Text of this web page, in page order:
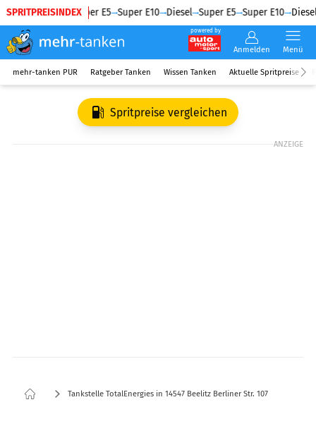
SPRITPREISINDEX
Diesel Super E5 Super E10 Diesel Super E5 Super E10 Diesel
powered by
Anmelden Menü
mehr-tanken PUR Ratgeber Tanken Wissen Tanken Aktuelle Spritpreise
Spritpreise vergleichen
ANZEIGE
Tankstelle TotalEnergies in 14547 Beelitz Berliner Str. 107